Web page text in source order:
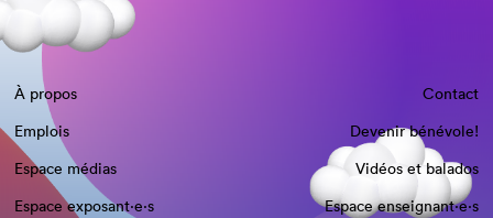
À propos
Contact
Emplois
Devenir bénévole!
Espace médias
Vidéos et balados
Espace exposant·e⋅s
Espace enseignant·e⋅s